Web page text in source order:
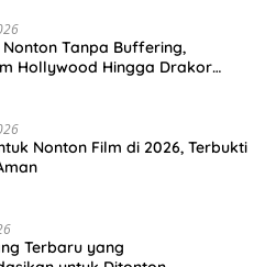
Nonton Tanpa Buffering,
Hollywood Hingga Drakor
Nonton Film di 2026, Terbukti
Terbaru yang